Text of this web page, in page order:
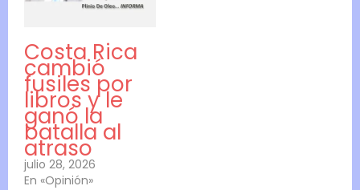
Costa Rica
cambió
fusiles por
libros y le
ganó la
batalla al
atraso
julio 28, 2026
En «Opinión»